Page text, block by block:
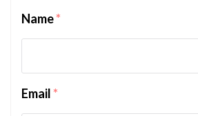
Name*
Email*